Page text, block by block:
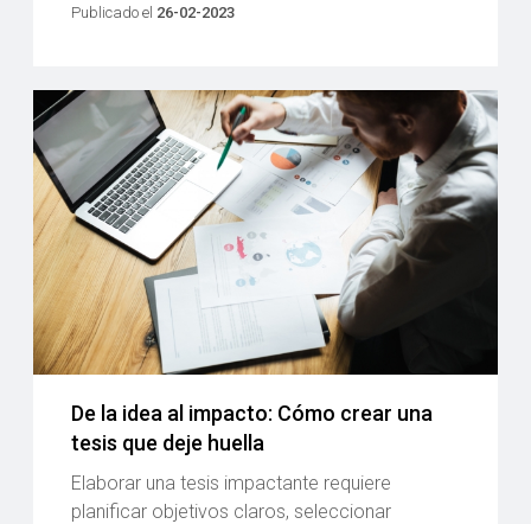
Publicado el 26-02-2023
De la idea al impacto: Cómo crear una
tesis que deje huella
Elaborar una tesis impactante requiere
planificar objetivos claros, seleccionar